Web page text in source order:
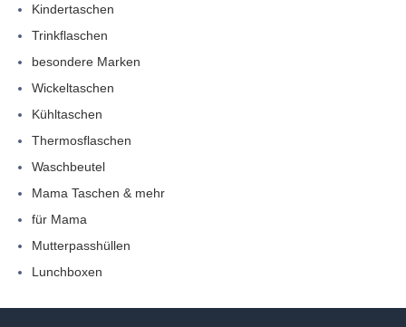
Kindertaschen
Trinkflaschen
besondere Marken
Wickeltaschen
Kühltaschen
Thermosflaschen
Waschbeutel
Mama Taschen & mehr
für Mama
Mutterpasshüllen
Lunchboxen